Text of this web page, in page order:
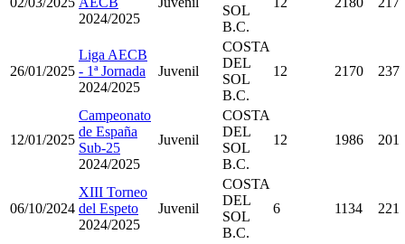
2024/2025
SOL
B.C.
26/01/2025
Liga AECB
- 1ª Jornada
2024/2025
Juvenil
COSTA
DEL
SOL
B.C.
12 2170 237
12/01/2025
Campeonato
de España
Sub-25
2024/2025
Juvenil
COSTA
DEL
SOL
B.C.
12 1986 201
06/10/2024
XIII Torneo
del Espeto
2024/2025
Juvenil
COSTA
DEL
SOL
B.C.
6 1134 221